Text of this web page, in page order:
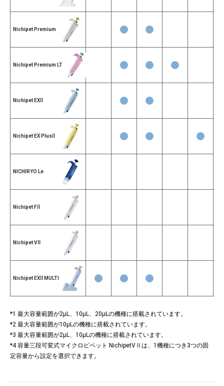
Nichipet Premium
Nichipet Premium LT
Nichipet EXⅡ
Nichipet EX PlusⅡ
NICHIRYO Le
Nichipet FⅡ
Nichipet VⅡ
Nichipet EXⅡ MULTI
*1 最大容量範囲が2μL、10μL、20μLの機種に搭載されています。
*2 最大容量範囲が10μLの機種に搭載されています。
*3 最大容量範囲が2μL、10μLの機種に搭載されています。
*4 容量三段可変式マイクロピペット NichipetVⅡは、1機種につき3つの固
定容量から設定を選択できます。